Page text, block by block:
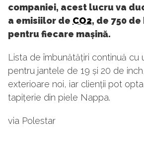
companiei, acest lucru va
a emisiilor de CO2, de 750
pentru fiecare mașină.
Lista de îmbunătățiri continuă cu
pentru jantele de 19 și 20 de
exterioare noi, iar clienții pot
tapițerie din piele Nappa.
via Polestar